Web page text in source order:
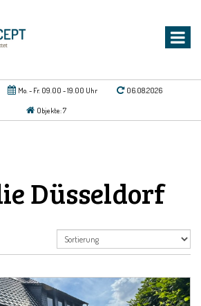
Mo. - Fr. 09.00 - 19.00 Uhr 06.08.2026
Objekte: 7
Düsseldorf